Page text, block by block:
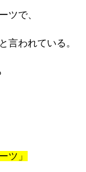
ツで、
言われている。
ツ」